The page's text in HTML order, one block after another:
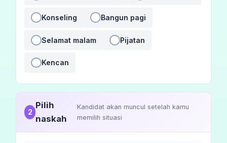
Konseling Bangun pagi
Selamat malam Pijatan
Kencan
2
Pilih
naskah
Kandidat akan muncul setelah kamu
memilih situasi